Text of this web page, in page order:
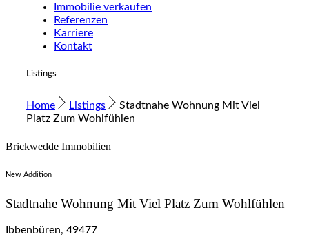
Immobilie verkaufen
Referenzen
Karriere
Kontakt
Listings
Home Listings
Stadtnahe Wohnung Mit Viel
Platz Zum Wohlfühlen
Brickwedde Immobilien
New Addition
Stadtnahe Wohnung Mit Viel Platz Zum Wohlfühlen
Ibbenbüren, 49477